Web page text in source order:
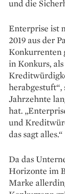
und die
Enterprise ist
2019 aus der
Konkurrenten
in Konkurs,
herabgestuft“,
Jahrzehnte
hat.
und
das sagt alles.“
Da das
Horizonte im
Marke